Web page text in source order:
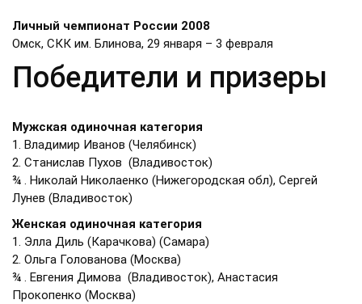
Личный чемпионат России 2008
Омск, СКК им. Блинова, 29 января – 3 февраля
Победители и призеры
Мужская одиночная категория
1. Владимир Иванов (Челябинск)
2. Станислав Пухов (Владивосток)
¾ . Николай Николаенко (Нижегородская обл), Сергей
Лунев (Владивосток)
Женская одиночная категория
1. Элла Диль (Карачкова) (Самара)
2. Ольга Голованова (Москва)
¾ . Евгения Димова (Владивосток), Анастасия
Прокопенко (Москва)